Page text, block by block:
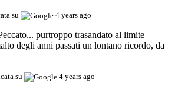
su 4 years ago
purtroppo trasandato al limite
degli anni passati un lontano ricordo, da
su 4 years ago